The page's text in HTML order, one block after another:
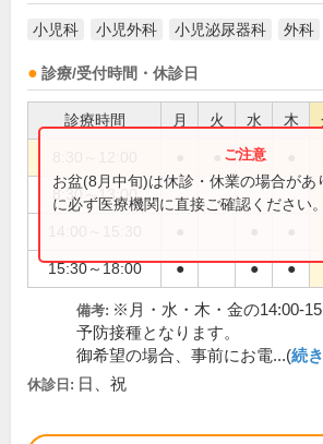
小児科 小児外科 小児泌尿器科 外科
診療/受付時間・休診日
診療時間 月 火 水 木
●
8:30～13:00
15:30～18:00 ● ● ●
お盆(8月中旬)は休診・休業の場合があ
に必ず医療機関に直接ご確認ください。
備考: ※月・水・木・金の14:00-
予防接種となります。
御希望の場合、事前にお電...(続
休診日: 日、祝